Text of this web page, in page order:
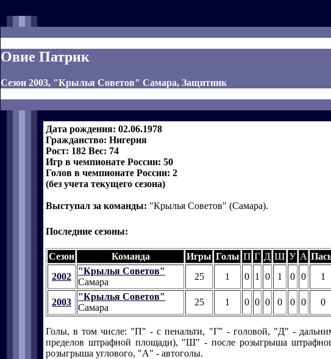
Овие Патрик
Сезон 2003, "Крылья Советов" Самара, Защитник
Дата рождения: 02.06.1978
Гражданство: Нигерия
Рост: 182 Вес: 74
Игр в чемпионате России: 50
Голов в чемпионате России: 2
(без учета текущего сезона)
Выступал за команды: "Крылья Советов" (Самара).
Последние сезоны:
Сезон Команда Игры Голы П Г Д Ш У А
2002
"Крылья Советов"
Самара
25 1 0 1 0 1 0 0 1
2003
"Крылья Советов"
Самара
25 1 0 0 0 0 0 0 0
Голы, в том числе: "П" - с пенальти, "Г" - головой, "Д" -
пределов штрафной площади), "Ш" - после розыгрыша
розыгрыша углового, "А" - автоголы.